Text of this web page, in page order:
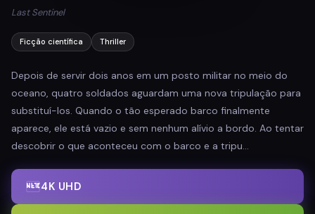
Last Sentinel
Ficção científica Thriller
Depois de servir dois anos em um posto militar no meio do
oceano, quatro soldados aguardam uma nova tripulação para
substituí-los. Quando o tão esperado barco finalmente
aparece, ele está vazio e sem nenhum alívio a bordo. Ao tentar
descobrir o que aconteceu com o barco e a tripu…
4K UHD